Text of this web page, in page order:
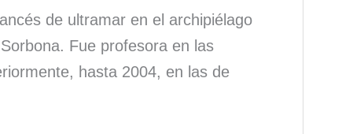
de ultramar en el archipiélago
Fue profesora en las
hasta 2004, en las de